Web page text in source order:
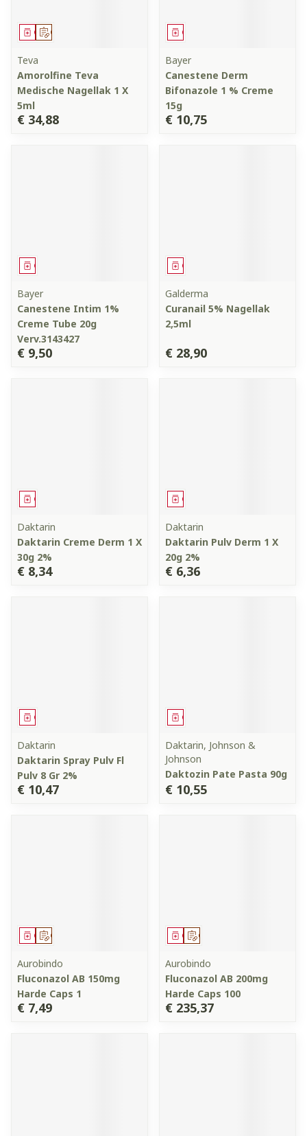
Op voorschrift
Geneesmiddel
Teva
Amorolfine Teva
Medische Nagellak 1 X
5ml
€ 34,88
Geneesmiddel
Bayer
Canestene Derm
Bifonazole 1 % Creme
15g
€ 10,75
Geneesmiddel
Bayer
Canestene Intim 1%
Creme Tube 20g
Verv.3143427
€ 9,50
Geneesmiddel
Galderma
Curanail 5% Nagellak
2,5ml
€ 28,90
Geneesmiddel
Daktarin
Daktarin Creme Derm 1 X
30g 2%
€ 8,34
Geneesmiddel
Daktarin
Daktarin Pulv Derm 1 X
20g 2%
€ 6,36
Geneesmiddel
Daktarin
Daktarin Spray Pulv Fl
Pulv 8 Gr 2%
€ 10,47
Geneesmiddel
Daktarin, Johnson &
Johnson
Daktozin Pate Pasta 90g
€ 10,55
Op voorschrift
Geneesmiddel
Aurobindo
Fluconazol AB 150mg
Harde Caps 1
€ 7,49
Op voorschrift
Geneesmiddel
Aurobindo
Fluconazol AB 200mg
Harde Caps 100
€ 235,37